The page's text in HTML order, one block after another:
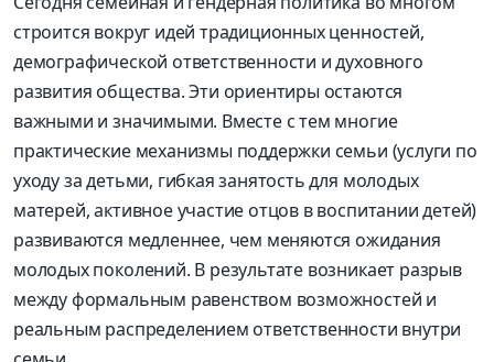
строится вокруг идей традиционных ценностей,
демографической ответственности и духовного
развития общества. Эти ориентиры остаются
важными и значимыми. Вместе с тем многие
практические механизмы поддержки семьи (услуги по
уходу за детьми, гибкая занятость для молодых
матерей, активное участие отцов в воспитании детей)
развиваются медленнее, чем меняются ожидания
молодых поколений. В результате возникает разрыв
между формальным равенством возможностей и
реальным распределением ответственности внутри